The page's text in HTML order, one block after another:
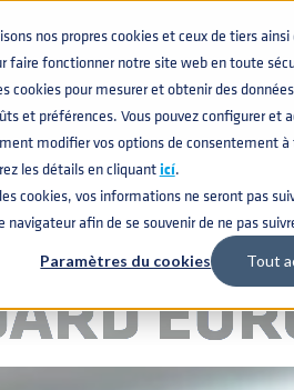
nos propres cookies et ceux de tiers
faire fonctionner notre site web en toute
cookies pour mesurer et obtenir des
et préférences. Vous pouvez configurer et
modifier vos options de consentement
les détails en cliquanticí.
cookies, vos informations ne seront pas
afin de se souvenir de ne pas
Paramètres du cookies Tout
EN